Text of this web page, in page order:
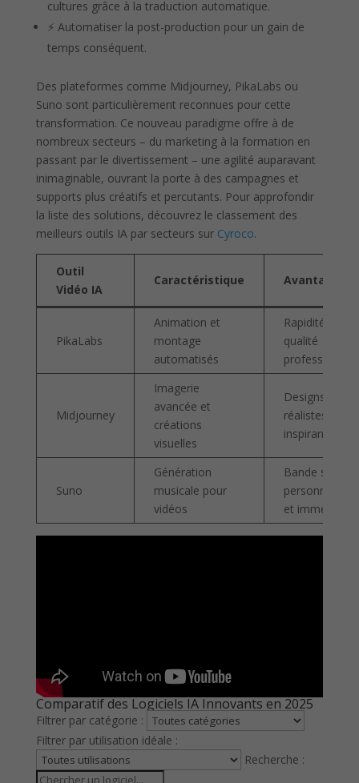
cultures grâce à la traduction automatique.
⚡ Automatiser la post-production pour un gain de
temps conséquent.
Des plateformes comme Midjourney, PikaLabs ou
Suno sont particulièrement reconnues pour cette
transformation. Ce nouveau paradigme offre à de
nombreux secteurs – du marketing à la formation en
passant par le divertissement – une agilité auparavant
inimaginable, ouvrant la porte à des campagnes et
supports plus créatifs et percutants. Pour approfondir
la liste des solutions, découvrez le classement des
meilleurs outils IA par secteurs sur Cyroco.
Outil
Vidéo IA
Caractéristique Avantages
PikaLabs
Animation et
montage
automatisés
Rapidité et
qualité
Midjourney
Imagerie
avancée et
créations
visuelles
Designs ultra
réalistes et
inspirants
Suno
Génération
musicale pour
vidéos
Bande son
personnalisée
et immersive
Comparatif des Logiciels IA Innovants en 2025
Filtrer par catégorie :
Filtrer par utilisation idéale :
Recherche :